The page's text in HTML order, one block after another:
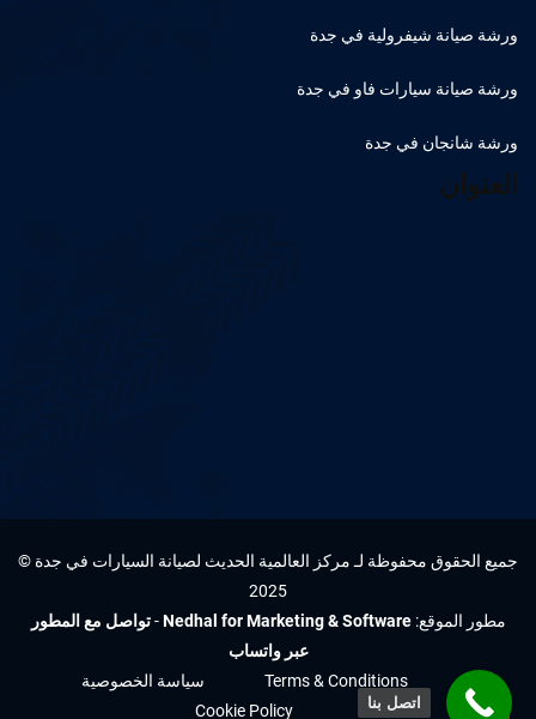
ورشة صيانة شيفرولية في جدة
ورشة صيانة سيارات فاو في جدة
ورشة شانجان في جدة
العنوان
جميع الحقوق محفوظة لـ مركز العالمية الحديث لصيانة السيارات في جدة ©
2025
مطور الموقع:Nedhal for Marketing & Software
-تواصل مع المطور
عبر واتساب
Terms & Conditions
سياسة الخصوصية
Cookie Policy
اتصل بنا